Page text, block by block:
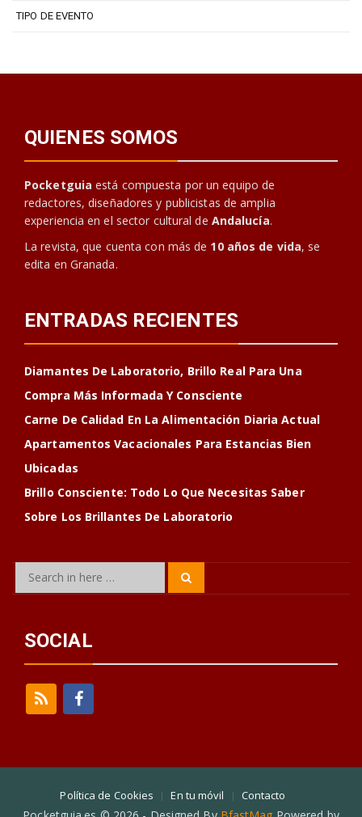
TIPO DE EVENTO
QUIENES SOMOS
Pocketguia está compuesta por un equipo de
redactores, diseñadores y publicistas de amplia
experiencia en el sector cultural de Andalucía.
La revista, que cuenta con más de 10 años de vida, se
edita en Granada.
ENTRADAS RECIENTES
Diamantes De Laboratorio, Brillo Real Para Una
Compra Más Informada Y Consciente
Carne De Calidad En La Alimentación Diaria Actual
Apartamentos Vacacionales Para Estancias Bien
Ubicadas
Brillo Consciente: Todo Lo Que Necesitas Saber
Sobre Los Brillantes De Laboratorio
Search
SOCIAL
Política de Cookies En tu móvil Contacto